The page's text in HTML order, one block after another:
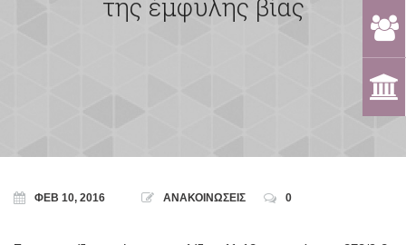
ΦΕΒ 10, 2016 ΑΝΑΚΟΙΝΩΣΕΙΣ 0